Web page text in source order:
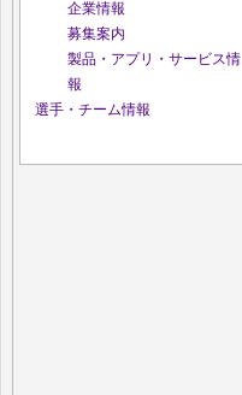
企業情報
募集案内
製品・アプリ・サービス情
報
選手・チーム情報